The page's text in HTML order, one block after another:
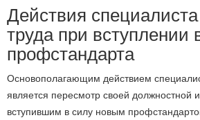
Действия
труда при вступлении
профстандарта
Основополагающим действием
является пересмотр своей должностной
вступившим в силу новым